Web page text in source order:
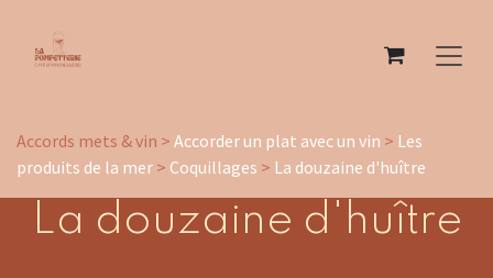
Accords mets & vin > Accorder un plat avec un vin > Les
produits de la mer > Coquillages > La douzaine d'huître
La douzaine d'huître